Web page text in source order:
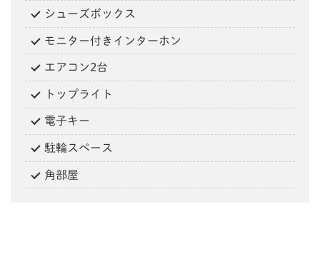
シューズボックス
モニター付きインターホン
エアコン2台
トップライト
電子キー
駐輪スペース
角部屋